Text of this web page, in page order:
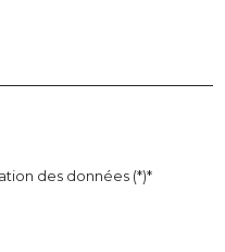
des données (*)*